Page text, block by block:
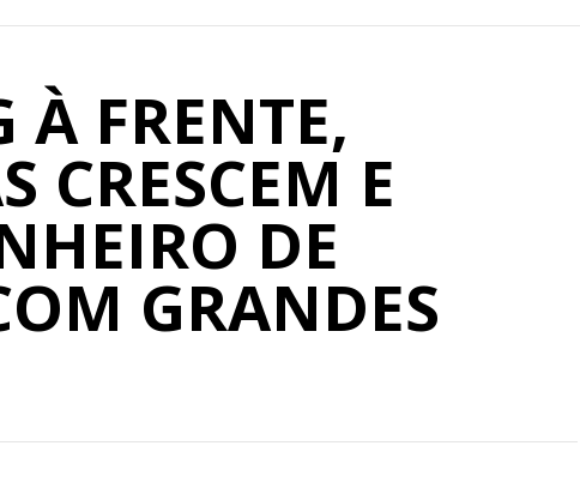
À FRENTE,
CRESCEM E
DE
GRANDES